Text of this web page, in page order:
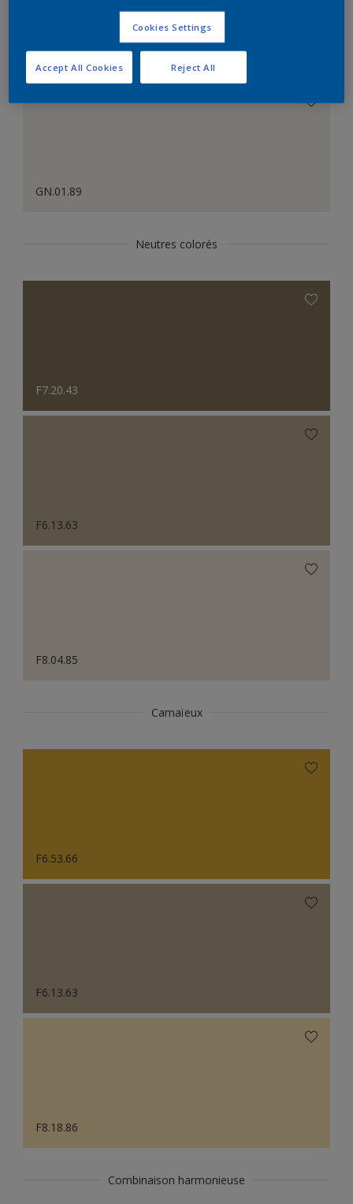
Le Blanc Parfait
GN.01.89
Neutres colorés
F7.20.43
F6.13.63
F8.04.85
Camaïeux
F6.53.66
F6.13.63
F8.18.86
Combinaison harmonieuse
Cookies Settings
Reject All
Accept All Cookies